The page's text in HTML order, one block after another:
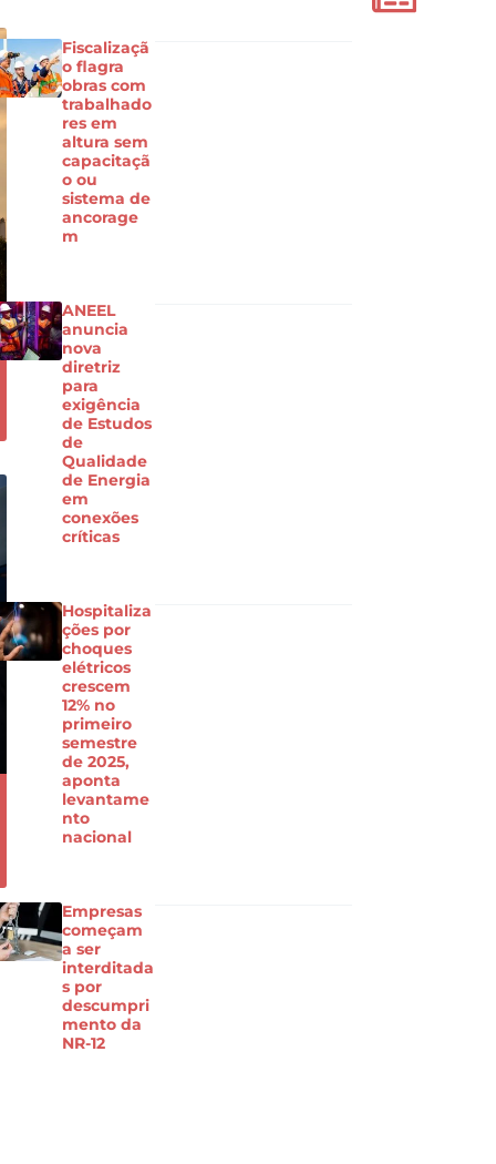
Fiscalizaçã
o flagra
obras com
trabalhado
res em
altura sem
capacitaçã
o ou
sistema de
ancorage
m
ANEEL
anuncia
nova
diretriz
para
exigência
de Estudos
de
Qualidade
de Energia
em
conexões
críticas
Hospitaliza
ções por
choques
elétricos
crescem
12% no
primeiro
semestre
de 2025,
aponta
levantame
nto
nacional
Empresas
começam
a ser
interditada
s por
descumpri
mento da
NR-12